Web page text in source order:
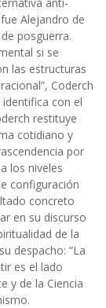
Alejandro de
posguerra.
si se
las estructuras
Coderch
con el
restituye
cotidiano y
por
los niveles
configuración
concreto
en su discurso
de la
despacho: “La
es el lado
y de la Ciencia